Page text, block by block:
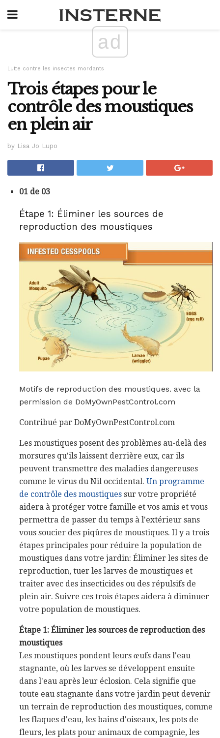
ad
Lutte contre les insectes mordants
Trois étapes pour le
contrôle des moustiques
en plein air
by Lisa Jo Lupo
01 de 03
Étape 1: Éliminer les sources de
reproduction des moustiques
Motifs de reproduction des moustiques. avec la
permission de DoMyOwnPestControl.com
Contribué par DoMyOwnPestControl.com
Les moustiques posent des problèmes au-delà des
morsures qu'ils laissent derrière eux, car ils
peuvent transmettre des maladies dangereuses
comme le virus du Nil occidental. Un programme
de contrôle des moustiques sur votre propriété
aidera à protéger votre famille et vos amis et vous
permettra de passer du temps à l'extérieur sans
vous soucier des piqûres de moustiques. Il y a trois
étapes principales pour réduire la population de
moustiques dans votre jardin: Éliminer les sites de
reproduction, tuer les larves de moustiques et
traiter avec des insecticides ou des répulsifs de
plein air. Suivre ces trois étapes aidera à diminuer
votre population de moustiques.
Étape 1: Éliminer les sources de reproduction des
moustiques
Les moustiques pondent leurs œufs dans l'eau
stagnante, où les larves se développent ensuite
dans l'eau après leur éclosion. Cela signifie que
toute eau stagnante dans votre jardin peut devenir
un terrain de reproduction des moustiques, comme
les flaques d'eau, les bains d'oiseaux, les pots de
fleurs, les plats pour animaux de compagnie, les